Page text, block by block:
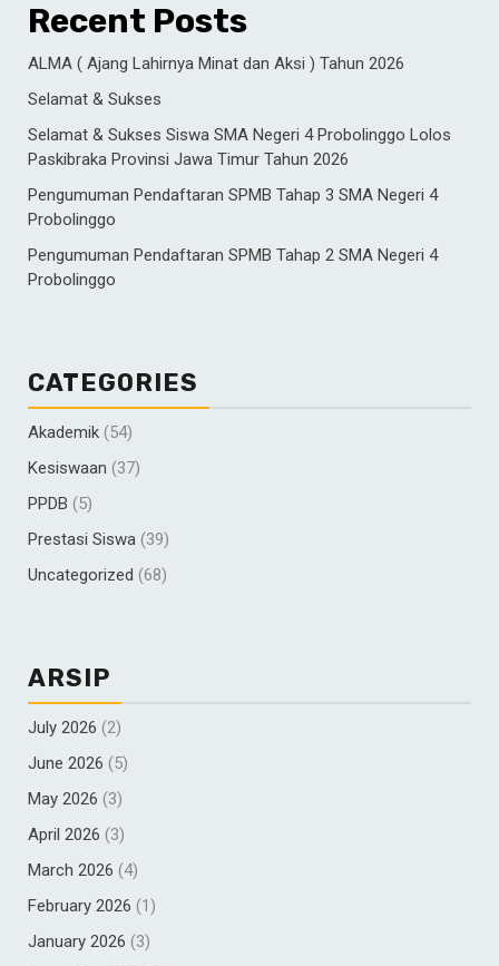
Recent Posts
ALMA ( Ajang Lahirnya Minat dan Aksi ) Tahun 2026
Selamat & Sukses
Selamat & Sukses Siswa SMA Negeri 4 Probolinggo Lolos
Paskibraka Provinsi Jawa Timur Tahun 2026
Pengumuman Pendaftaran SPMB Tahap 3 SMA Negeri 4
Probolinggo
Pengumuman Pendaftaran SPMB Tahap 2 SMA Negeri 4
Probolinggo
CATEGORIES
Akademik (54)
Kesiswaan (37)
PPDB (5)
Prestasi Siswa (39)
Uncategorized (68)
ARSIP
July 2026 (2)
June 2026 (5)
May 2026 (3)
April 2026 (3)
March 2026 (4)
February 2026 (1)
January 2026 (3)